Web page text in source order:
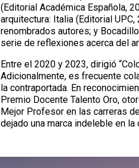
(Editorial Académica Española,
arquitectura: Italia (Editorial
renombrados autores; y
serie de reflexiones acerca del
Entre el 2020 y 2023, dirigió
Adicionalmente, es frecuente
la contraportada. En
Premio Docente Talento Oro,
Mejor Profesor en las carreras
dejado una marca indeleble en